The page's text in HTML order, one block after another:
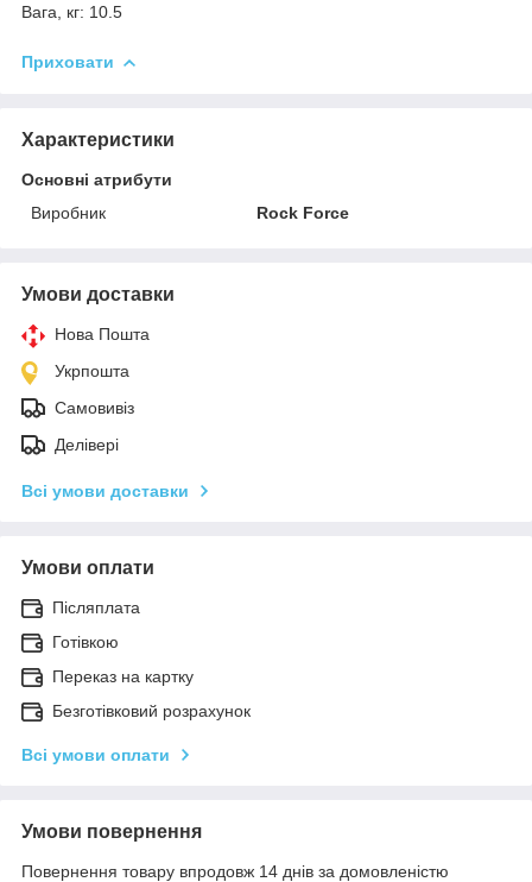
Вага, кг: 10.5
Приховати
Характеристики
Основні атрибути
Виробник
Rock Force
Умови доставки
Нова Пошта
Укрпошта
Самовивіз
Делівері
Всі умови доставки
Умови оплати
Післяплата
Готівкою
Переказ на картку
Безготівковий розрахунок
Всі умови оплати
Умови повернення
Повернення товару впродовж 14 днів за домовленістю